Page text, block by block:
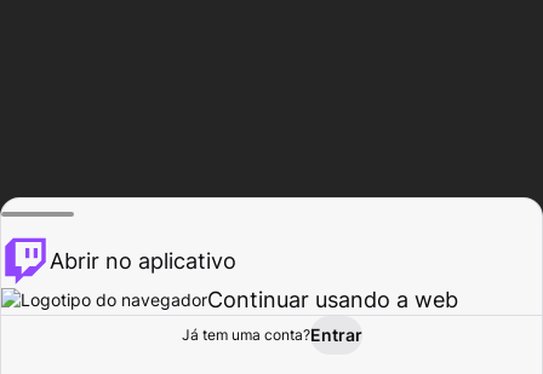
Procurar Atividade
Abrir no aplicativo
Continuar usando a web
Já tem uma conta?Entrar